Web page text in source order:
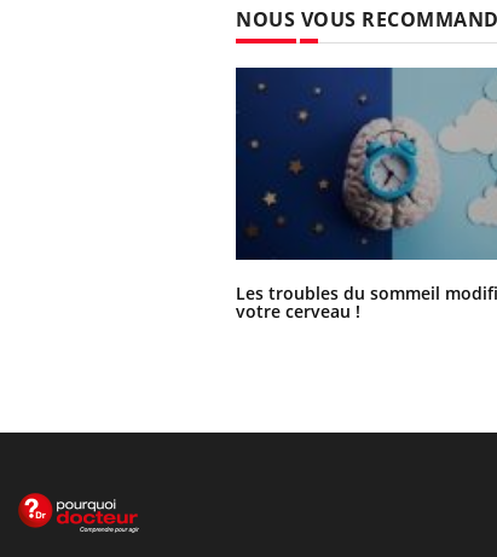
NOUS VOUS
Les troubles du sommeil
votre cerveau !